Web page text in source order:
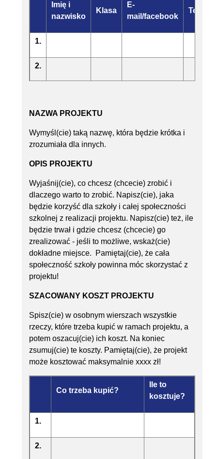
Imię i
nazwisko
Klasa
E-
mail/facebook
Telefon
1.
2.
NAZWA PROJEKTU
Wymyśl(cie) taką nazwę, która będzie krótka i
zrozumiała dla innych.
OPIS PROJEKTU
Wyjaśnij(cie), co chcesz (chcecie) zrobić i
dlaczego warto to zrobić. Napisz(cie), jaka
będzie korzyść dla szkoły i całej społeczności
szkolnej z realizacji projektu. Napisz(cie) też, ile
będzie trwał i gdzie chcesz (chcecie) go
zrealizować - jeśli to możliwe, wskaż(cie)
dokładne miejsce. Pamiętaj(cie), że cała
społeczność szkoły powinna móc skorzystać z
projektu!
SZACOWANY KOSZT PROJEKTU
Spisz(cie) w osobnym wierszach wszystkie
rzeczy, które trzeba kupić w ramach projektu, a
potem oszacuj(cie) ich koszt. Na koniec
zsumuj(cie) te koszty. Pamiętaj(cie), że projekt
może kosztować maksymalnie xxxx zł!
Co trzeba kupić?
Ile to
kosztuje?
1.
2.